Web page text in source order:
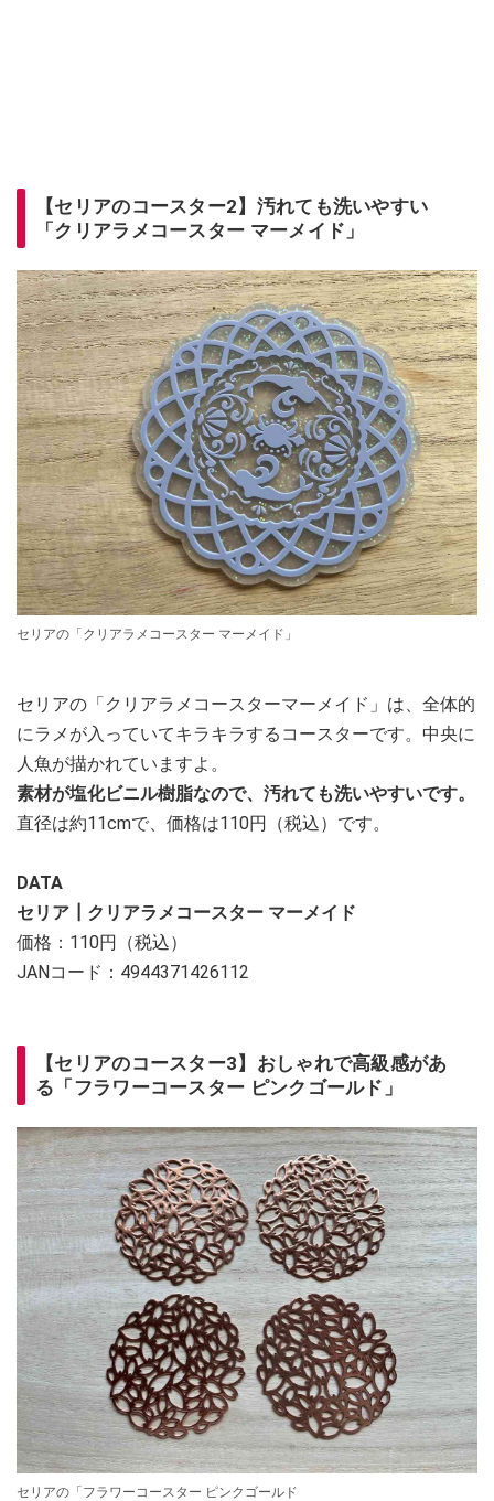
【セリアのコースター2】汚れても洗いやすい
「クリアラメコースター マーメイド」
セリアの「クリアラメコースター マーメイド」
セリアの「クリアラメコースターマーメイド」は、全体的
にラメが入っていてキラキラするコースターです。中央に
人魚が描かれていますよ。
素材が塩化ビニル樹脂なので、汚れても洗いやすいです。
直径は約11cmで、価格は110円（税込）です。
DATA
セリア┃クリアラメコースター マーメイド
価格：110円（税込）
JANコード：4944371426112
【セリアのコースター3】おしゃれで高級感があ
る「フラワーコースター ピンクゴールド」
セリアの「フラワーコースター ピンクゴールド